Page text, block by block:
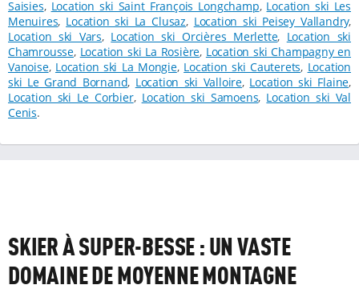
Saisies, Location ski Saint François Longchamp, Location ski Les
Menuires, Location ski La Clusaz, Location ski Peisey Vallandry,
Location ski Vars, Location ski Orcières Merlette, Location ski
Chamrousse, Location ski La Rosière, Location ski Champagny en
Vanoise, Location ski La Mongie, Location ski Cauterets, Location
ski Le Grand Bornand, Location ski Valloire, Location ski Flaine,
Location ski Le Corbier, Location ski Samoens, Location ski Val
Cenis.
SKIER À SUPER-BESSE : UN VASTE
DOMAINE DE MOYENNE MONTAGNE